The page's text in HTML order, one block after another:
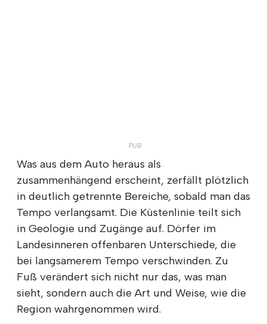
Was aus dem Auto heraus als
zusammenhängend erscheint, zerfällt plötzlich
in deutlich getrennte Bereiche, sobald man das
Tempo verlangsamt. Die Küstenlinie teilt sich
in Geologie und Zugänge auf. Dörfer im
Landesinneren offenbaren Unterschiede, die
bei langsamerem Tempo verschwinden. Zu
Fuß verändert sich nicht nur das, was man
sieht, sondern auch die Art und Weise, wie die
Region wahrgenommen wird.